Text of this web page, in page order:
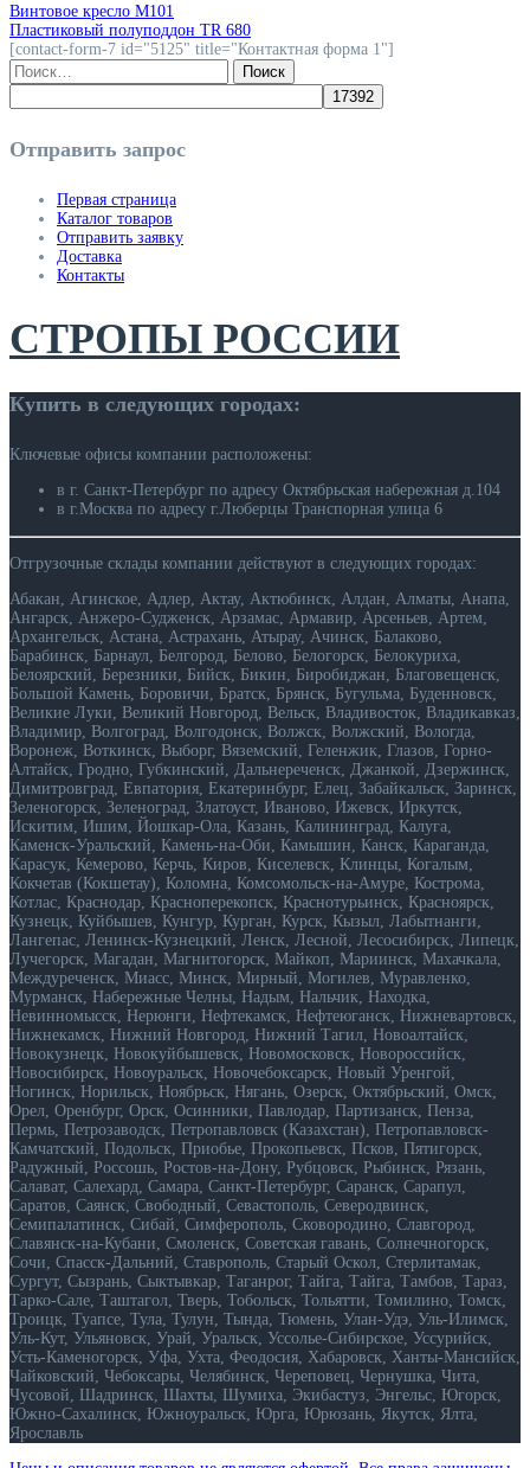
Навигация
по
записям
Винтовое кресло М101
Пластиковый полуподдон TR 680
[contact-form-7 id="5125" title="Контактная форма 1"]
Найти:
Отправить запрос
Первая страница
Каталог товаров
Отправить заявку
Доставка
Контакты
СТРОПЫ РОССИИ
Купить в следующих городах:
Ключевые офисы компании расположены:
в г. Санкт-Петербург по адресу Октябрьская набережная д.104
в г.Москва по адресу г.Люберцы Транспорная улица 6
Отгрузочные склады компании действуют в следующих городах:
Абакан, Агинское, Адлер, Актау, Актюбинск, Алдан, Алматы, Анапа,
Ангарск, Анжеро-Судженск, Арзамас, Армавир, Арсеньев, Артем,
Архангельск, Астана, Астрахань, Атырау, Ачинск, Балаково,
Барабинск, Барнаул, Белгород, Белово, Белогорск, Белокуриха,
Белоярский, Березники, Бийск, Бикин, Биробиджан, Благовещенск,
Большой Камень, Боровичи, Братск, Брянск, Бугульма, Буденновск,
Великие Луки, Великий Новгород, Вельск, Владивосток, Владикавказ,
Владимир, Волгоград, Волгодонск, Волжск, Волжский, Вологда,
Воронеж, Воткинск, Выборг, Вяземский, Геленжик, Глазов, Горно-
Алтайск, Гродно, Губкинский, Дальнереченск, Джанкой, Дзержинск,
Димитровград, Евпатория, Екатеринбург, Елец, Забайкальск, Заринск,
Зеленогорск, Зеленоград, Златоуст, Иваново, Ижевск, Иркутск,
Искитим, Ишим, Йошкар-Ола, Казань, Калининград, Калуга,
Каменск-Уральский, Камень-на-Оби, Камышин, Канск, Караганда,
Карасук, Кемерово, Керчь, Киров, Киселевск, Клинцы, Когалым,
Кокчетав (Кокшетау), Коломна, Комсомольск-на-Амуре, Кострома,
Котлас, Краснодар, Красноперекопск, Краснотурьинск, Красноярск,
Кузнецк, Куйбышев, Кунгур, Курган, Курск, Кызыл, Лабытнанги,
Лангепас, Ленинск-Кузнецкий, Ленск, Лесной, Лесосибирск, Липецк,
Лучегорск, Магадан, Магнитогорск, Майкоп, Мариинск, Махачкала,
Междуреченск, Миасс, Минск, Мирный, Могилев, Муравленко,
Мурманск, Набережные Челны, Надым, Нальчик, Находка,
Невинномысcк, Нерюнги, Нефтекамск, Нефтеюганск, Нижневартовск,
Нижнекамск, Нижний Новгород, Нижний Тагил, Новоалтайск,
Новокузнецк, Новокуйбышевск, Новомосковск, Новороссийск,
Новосибирск, Новоуральск, Новочебоксарск, Новый Уренгой,
Ногинск, Норильск, Ноябрьск, Нягань, Озерск, Октябрьский, Омск,
Орел, Оренбург, Орск, Осинники, Павлодар, Партизанск, Пенза,
Пермь, Петрозаводск, Петропавловск (Казахстан), Петропавловск-
Камчатский, Подольск, Приобье, Прокопьевск, Псков, Пятигорск,
Радужный, Россошь, Ростов-на-Дону, Рубцовск, Рыбинск, Рязань,
Салават, Салехард, Самара, Санкт-Петербург, Саранск, Сарапул,
Саратов, Саянск, Свободный, Севастополь, Северодвинск,
Семипалатинск, Сибай, Симферополь, Сковородино, Славгород,
Славянск-на-Кубани, Смоленск, Советская гавань, Солнечногорск,
Сочи, Спасск-Дальний, Ставрополь, Старый Оскол, Стерлитамак,
Сургут, Сызрань, Сыктывкар, Таганрог, Тайга, Тайга, Тамбов, Тараз,
Тарко-Сале, Таштагол, Тверь, Тобольск, Тольятти, Томилино, Томск,
Троицк, Туапсе, Тула, Тулун, Тында, Тюмень, Улан-Удэ, Уль-Илимск,
Уль-Кут, Ульяновск, Урай, Уральск, Уссолье-Сибирское, Уссурийск,
Усть-Каменогорск, Уфа, Ухта, Феодосия, Хабаровск, Ханты-Мансийск,
Чайковский, Чебоксары, Челябинск, Череповец, Чернушка, Чита,
Чусовой, Шадринск, Шахты, Шумиха, Экибастуз, Энгельс, Югорск,
Южно-Сахалинск, Южноуральск, Юрга, Юрюзань, Якутск, Ялта,
Ярославль